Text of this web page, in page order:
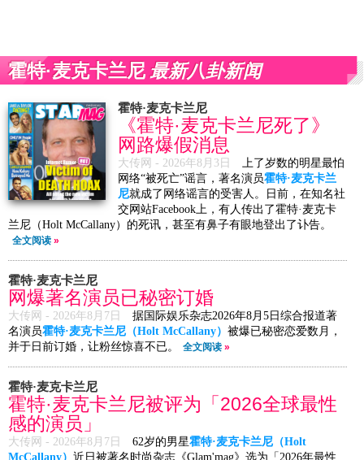
霍特·麦克卡兰尼 最新八卦新闻
霍特·麦克卡兰尼
《霍特·麦克卡兰尼死了》
网路爆假消息
大传网 - 2026年8月3日
上了岁数的明星最怕
网络“被死亡”谣言，著名演员霍特·麦克卡兰
尼就成了网络谣言的受害人。日前，在知名社
交网站Facebook上，有人传出了霍特·麦克卡
兰尼（Holt McCallany）的死讯，甚至有鼻子有眼地登出了讣告。
全文阅读 »
霍特·麦克卡兰尼
网爆著名演员已秘密订婚
大传网 - 2026年8月7日
据国际娱乐杂志2026年8月5日综合报道著
名演员霍特·麦克卡兰尼（Holt McCallany） 被爆已秘密恋爱数月，
并于日前订婚，让粉丝惊喜不已。
全文阅读 »
霍特·麦克卡兰尼
霍特·麦克卡兰尼被评为「2026全球最性
感的演员」
大传网 - 2026年8月7日 62岁的男星霍特·麦克卡兰尼（Holt
McCallany） 近日被著名时尚杂志《Glam'mag》选为「2026年最性